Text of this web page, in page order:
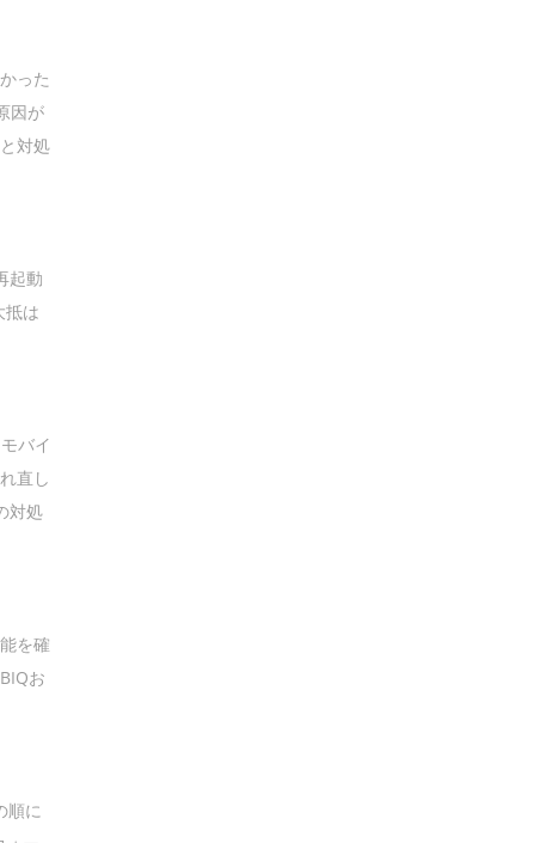
った
因が
対処
起動
抵は
バイ
直し
対処
を確
お
順に